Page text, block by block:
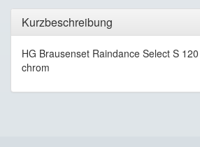
Kurzbeschreibung
HG Brausenset Raindance Select S
chrom